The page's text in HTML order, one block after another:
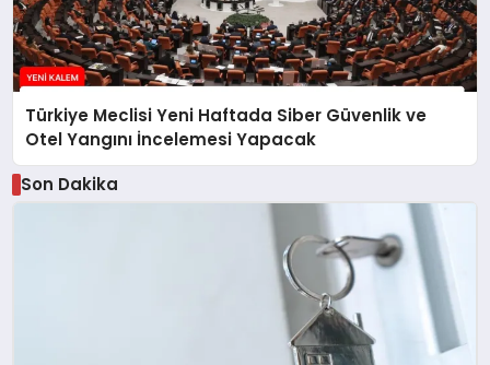
Türkiye Meclisi Yeni Haftada Siber Güvenlik ve
Otel Yangını İncelemesi Yapacak
Son Dakika